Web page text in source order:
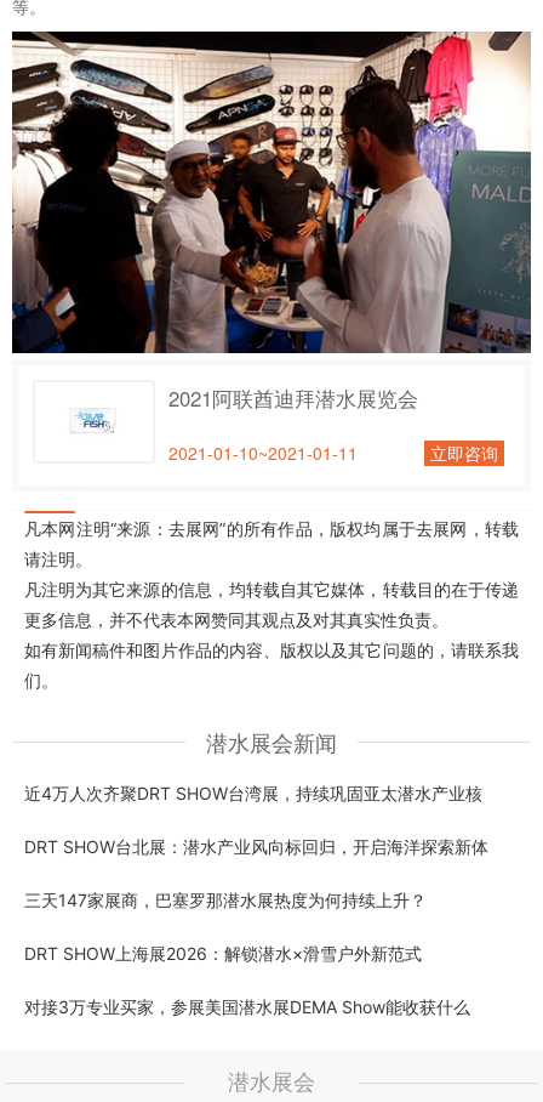
等。
2021阿联酋迪拜潜水展览会
2021-01-10~2021-01-11 立即咨询
凡本网注明“来源：去展网”的所有作品，版权均属于去展网，转载
请注明。
凡注明为其它来源的信息，均转载自其它媒体，转载目的在于传递
更多信息，并不代表本网赞同其观点及对其真实性负责。
如有新闻稿件和图片作品的内容、版权以及其它问题的，请联系我
们。
潜水展会新闻
近4万人次齐聚DRT SHOW台湾展，持续巩固亚太潜水产业核
DRT SHOW台北展：潜水产业风向标回归，开启海洋探索新体
三天147家展商，巴塞罗那潜水展热度为何持续上升？
DRT SHOW上海展2026：解锁潜水×滑雪户外新范式
对接3万专业买家，参展美国潜水展DEMA Show能收获什么
潜水展会